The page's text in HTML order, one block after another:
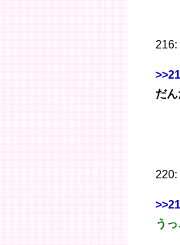
216:
だ
220:
う